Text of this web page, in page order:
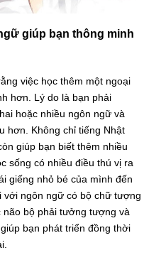
giúp bạn thông minh
việc học thêm một ngoại
hơn. Lý do là bạn phải
hoặc nhiều ngôn ngữ và
hơn. Không chỉ tiếng Nhật
giúp bạn biết thêm nhiều
sống có nhiều điều thú vị ra
giếng nhỏ bé của mình đến
ngôn ngữ có bộ chữ tượng
não bộ phải tưởng tượng và
bạn phát triển đồng thời